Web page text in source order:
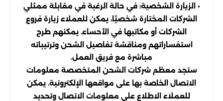
• الزيارة الشخصية: في حالة الرغبة في مقابلة ممثلي
الشركات المختارة شخصيًا، يمكن للعملاء زيارة فروع
الشركات أو مكاتبها في الأحساء. يمكنهم طرح
استفساراتهم ومناقشة تفاصيل الشحن وترتيباته
مباشرة مع فريق العمل.
ستجد معظم شركات الشحن المتخصصة معلومات
الاتصال الخاصة بها على مواقعها الإلكترونية. يمكن
للعملاء الاطلاع على معلومات الاتصال وتحديد